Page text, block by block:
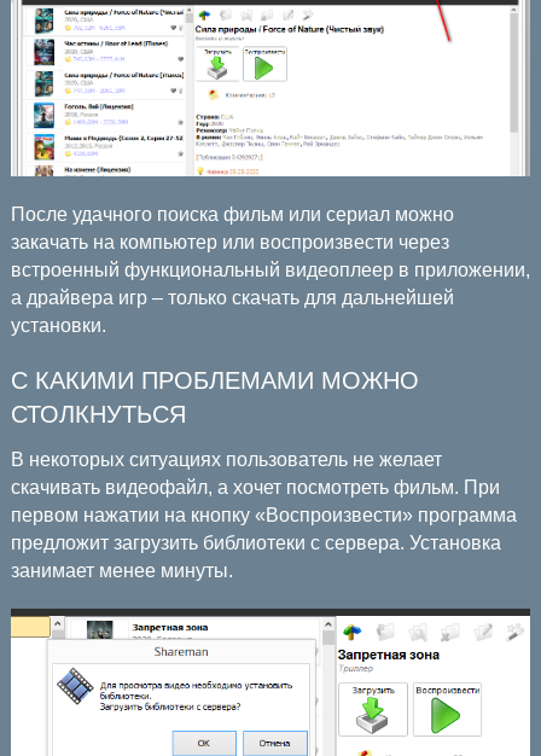
После удачного поиска фильм или сериал можно
закачать на компьютер или воспроизвести через
встроенный функциональный видеоплеер в приложении,
а драйвера игр – только скачать для дальнейшей
установки.
С КАКИМИ ПРОБЛЕМАМИ МОЖНО
СТОЛКНУТЬСЯ
В некоторых ситуациях пользователь не желает
скачивать видеофайл, а хочет посмотреть фильм. При
первом нажатии на кнопку «Воспроизвести» программа
предложит загрузить библиотеки с сервера. Установка
занимает менее минуты.